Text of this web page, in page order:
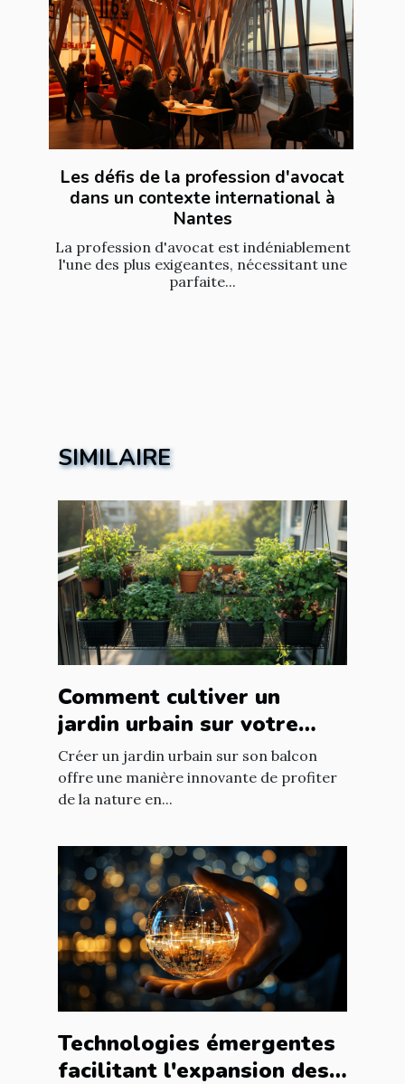
Les défis de la profession d'avocat
dans un contexte international à
Nantes
La profession d'avocat est indéniablement
l'une des plus exigeantes, nécessitant une
parfaite...
SIMILAIRE
Comment cultiver un
jardin urbain sur votre
balcon
Créer un jardin urbain sur son balcon
offre une manière innovante de profiter
de la nature en...
Technologies émergentes
facilitant l'expansion des